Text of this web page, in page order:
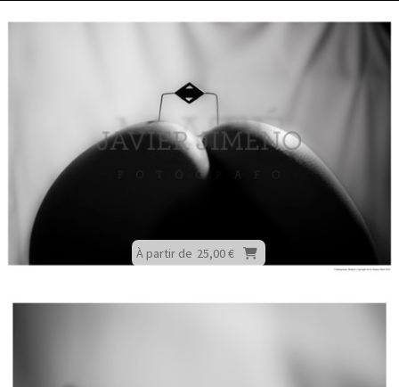
À partir de 25,00 €